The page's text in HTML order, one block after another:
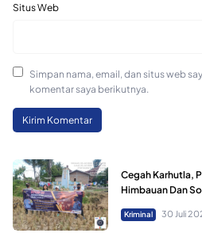
Situs Web
Simpan nama, email, dan situs web
komentar saya berikutnya.
Cegah Karhutla,
Himbauan Dan
Kriminal 30 Juli